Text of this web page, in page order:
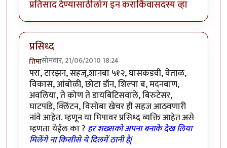
प्रतिसाद देण्यासाठीलॉग इन कराकिंवासदस्य व्हा
प्रसिध्द
तिमासोमवार, 21/06/2010 18:24
परा, टारझन, सहज्,शानबा ५१२, घासकडवी, वेताळ,
विकास, आंबोळी, छोटा डॉन, शिल्पा ब, मदनबाण,
अवलिया, ते कोण ते डायबिटिसवाले, बिरुटेसर,
घाटपांडे, क्लिंटन, विसोबा खेचर ही सहज आठवणारी
नांवे आहेत. म्हणून या मिपावर प्रसिध्द व्यक्ति आहेत असे
म्हणता येईल का ? हर शख्सको अपना बनाके देख लिया
मिलेंगे ना किसीसे ये दिलमें ठानी है|